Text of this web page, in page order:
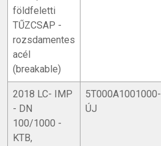
földfeletti
TŰZCSAP -
rozsdamentes
acél
(breakable)
2018 LC- IMP
- DN
100/1000 -
KTB,
5T000A1001000-
ÚJ